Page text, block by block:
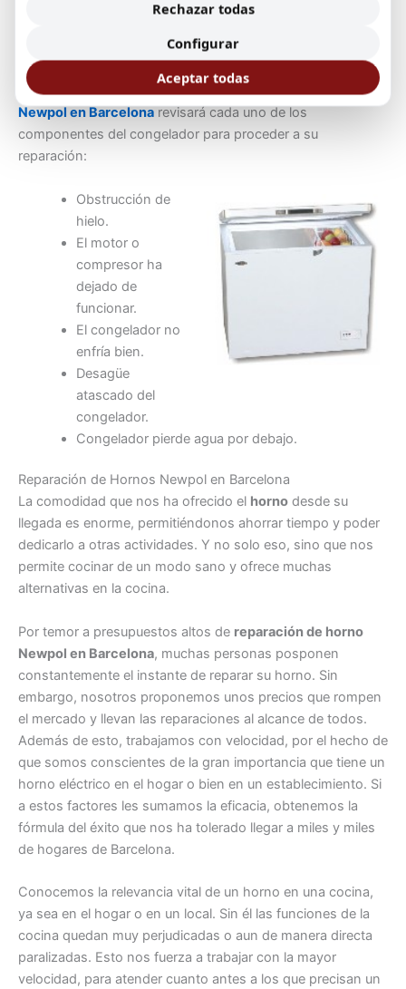
Nuestros técnicos en Barcelona revisan su congelador
Newpol localizando rápidamente la avería. Ante alguno de
estos síntomas, nuestroservicio técnico de congeladores
Newpol en Barcelona revisará cada uno de los
componentes del congelador para proceder a su
reparación:
Obstrucción de
hielo.
El motor o
compresor ha
dejado de
funcionar.
El congelador no
enfría bien.
Desagüe
atascado del
congelador.
Congelador pierde agua por debajo.
Reparación de Hornos Newpol en Barcelona
La comodidad que nos ha ofrecido el horno desde su
llegada es enorme, permitiéndonos ahorrar tiempo y poder
dedicarlo a otras actividades. Y no solo eso, sino que nos
permite cocinar de un modo sano y ofrece muchas
alternativas en la cocina.
Por temor a presupuestos altos de reparación de horno
Newpol en Barcelona, muchas personas posponen
constantemente el instante de reparar su horno. Sin
embargo, nosotros proponemos unos precios que rompen
el mercado y llevan las reparaciones al alcance de todos.
Además de esto, trabajamos con velocidad, por el hecho de
que somos conscientes de la gran importancia que tiene un
horno eléctrico en el hogar o bien en un establecimiento. Si
a estos factores les sumamos la eficacia, obtenemos la
fórmula del éxito que nos ha tolerado llegar a miles y miles
de hogares de Barcelona.
Conocemos la relevancia vital de un horno en una cocina,
ya sea en el hogar o en un local. Sin él las funciones de la
cocina quedan muy perjudicadas o aun de manera directa
paralizadas. Esto nos fuerza a trabajar con la mayor
velocidad, para atender cuanto antes a los que precisan un
Rechazar todas
Configurar
Aceptar todas